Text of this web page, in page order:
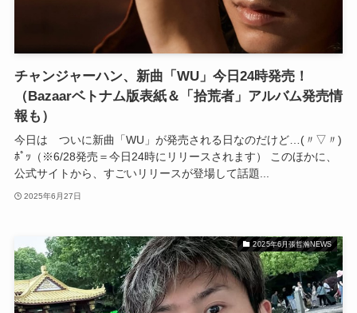
チャンジャーハン、新曲「WU」今日24時発売！
（Bazaarベトナム版表紙＆「拾荒者」アルバム発売情
報も）
今日は ついに新曲「WU」が発売される日なのだけど…(〃▽〃)
ﾎﾟｯ（※6/28発売＝今日24時にリリースされます） このほかに、
公式サイトから、すごいリリースが登場して話題...
2025年6月27日
2025年6月張哲瀚NEWS